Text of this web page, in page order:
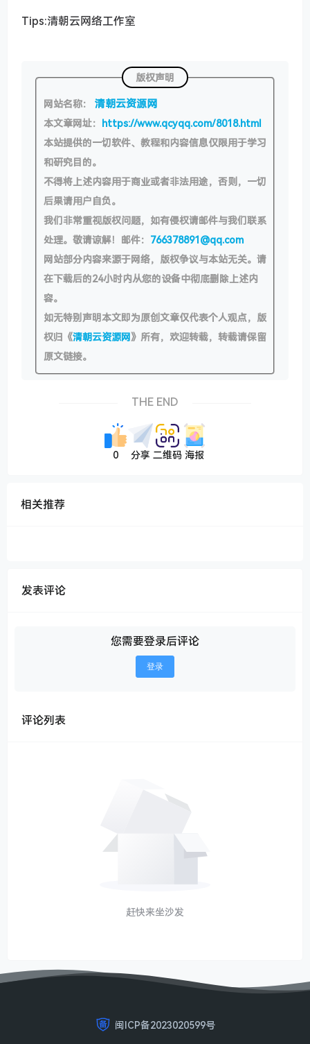
Tips:清朝云网络工作室
版权声明
网站名称： 清朝云资源网
本文章网址： https://www.qcyqq.com/8018.html
本站提供的一切软件、教程和内容信息仅限用于学习
和研究目的。
不得将上述内容用于商业或者非法用途，否则，一切
后果请用户自负。
我们非常重视版权问题，如有侵权请邮件与我们联系
处理。敬请谅解！邮件： 766378891@qq.com
网站部分内容来源于网络，版权争议与本站无关。请
在下载后的24小时内从您的设备中彻底删除上述内
容。
如无特别声明本文即为原创文章仅代表个人观点，版
权归《清朝云资源网》所有，欢迎转载，转载请保留
原文链接。
THE END
0 分享 二维码 海报
相关推荐
发表评论
您需要登录后评论
登录
评论列表
赶快来坐沙发
闽ICP备2023020599号